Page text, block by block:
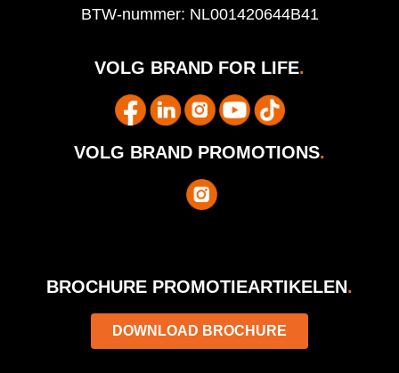
BTW-nummer: NL001420644B41
VOLG BRAND FOR LIFE.
VOLG BRAND PROMOTIONS.
BROCHURE PROMOTIEARTIKELEN.
DOWNLOAD BROCHURE